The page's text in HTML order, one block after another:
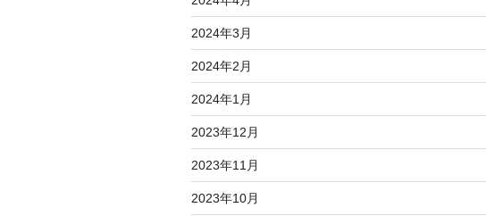
2024年3月
2024年2月
2024年1月
2023年12月
2023年11月
2023年10月